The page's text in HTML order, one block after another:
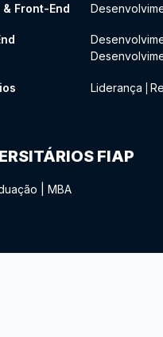
Front-End
Liderança
FIAP
MBA